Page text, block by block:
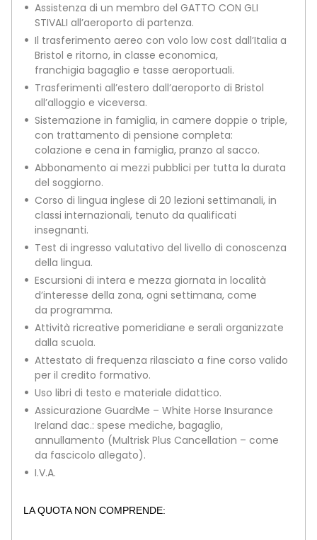
Assistenza di un membro del GATTO CON GLI
STIVALI all’aeroporto di partenza.
Il trasferimento aereo con volo low cost dall’Italia a
Bristol e ritorno, in classe economica,
franchigia bagaglio e tasse aeroportuali.
Trasferimenti all’estero dall’aeroporto di Bristol
all’alloggio e viceversa.
Sistemazione in famiglia, in camere doppie o triple,
con trattamento di pensione completa:
colazione e cena in famiglia, pranzo al sacco.
Abbonamento ai mezzi pubblici per tutta la durata
del soggiorno.
Corso di lingua inglese di 20 lezioni settimanali, in
classi internazionali, tenuto da qualificati
insegnanti.
Test di ingresso valutativo del livello di conoscenza
della lingua.
Escursioni di intera e mezza giornata in località
d’interesse della zona, ogni settimana, come
da programma.
Attività ricreative pomeridiane e serali organizzate
dalla scuola.
Attestato di frequenza rilasciato a fine corso valido
per il credito formativo.
Uso libri di testo e materiale didattico.
Assicurazione GuardMe – White Horse Insurance
Ireland dac.: spese mediche, bagaglio,
annullamento (Multrisk Plus Cancellation – come
da fascicolo allegato).
I.V.A.
LA QUOTA NON COMPRENDE: